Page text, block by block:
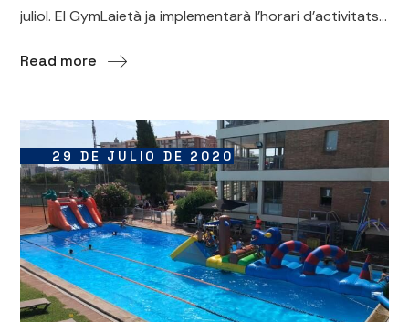
juliol. El GymLaietà ja implementarà l’horari d’activitats...
Read more
29 DE JULIO DE 2020